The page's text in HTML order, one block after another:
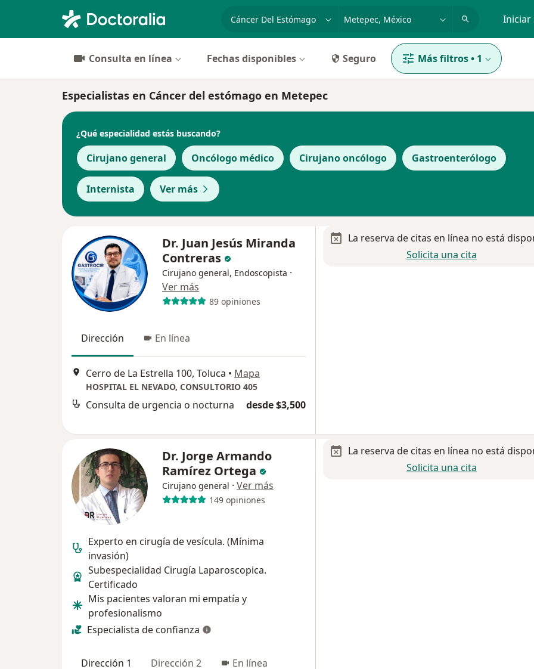
especialidad, enfermedad o nombre
p. ej. Guadalajara Iniciar
Consulta en línea Fechas disponibles Seguro Más filtros• 1
Especialistas en Cáncer del estómago en Metepec
¿Qué especialidad estás buscando?
Cirujano general Oncólogo médico Cirujano oncólogo Gastroenterólogo
Internista Ver más
Dr. Juan Jesús Miranda
Contreras
Cirujano general, Endoscopista ·
Ver más
89 opiniones
Dirección En línea
Cerro de La Estrella 100, Toluca • Mapa
HOSPITAL EL NEVADO, CONSULTORIO 405
Consulta de urgencia o nocturna desde $3,500
La reserva de citas en línea no está
Solicita una cita
Dr. Jorge Armando
Ramírez Ortega
Cirujano general · Ver más
149 opiniones
Experto en cirugía de vesícula. (Mínima
invasión)
Subespecialidad Cirugía Laparoscopica.
Certificado
Mis pacientes valoran mi empatía y
profesionalismo
Especialista de confianza
Dirección 1 Dirección 2 En línea
La reserva de citas en línea no está
Solicita una cita